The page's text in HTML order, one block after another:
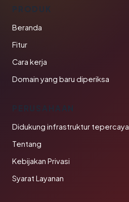
PRODUK
Beranda
Fitur
Cara kerja
Domain yang baru diperiksa
PERUSAHAAN
Didukung infrastruktur tepercaya
Tentang
Kebijakan Privasi
Syarat Layanan